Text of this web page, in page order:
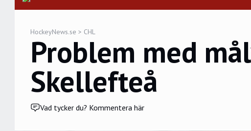
HockeyNews.se > CHL
Problem med
Skellefteå
Vad tycker du? Kommentera här